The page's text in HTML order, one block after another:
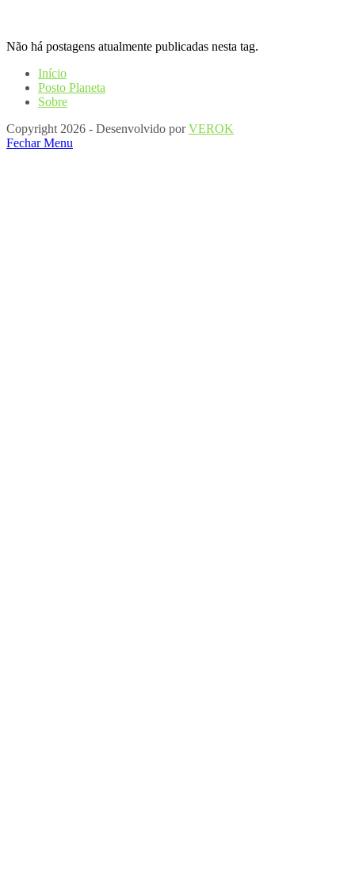
Não há postagens atualmente publicadas nesta tag.
Início
Posto Planeta
Sobre
Copyright 2026 - Desenvolvido porVEROK
Fechar Menu